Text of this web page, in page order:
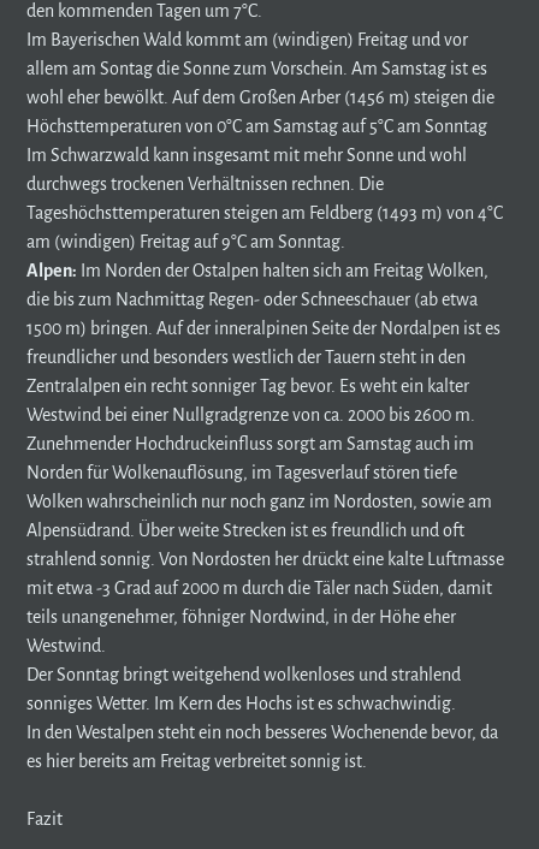
den kommenden Tagen um 7°C.
Im Bayerischen Wald kommt am (windigen) Freitag und vor
allem am Sontag die Sonne zum Vorschein. Am Samstag ist es
wohl eher bewölkt. Auf dem Großen Arber (1456 m) steigen die
Höchsttemperaturen von 0°C am Samstag auf 5°C am Sonntag
Im Schwarzwald kann insgesamt mit mehr Sonne und wohl
durchwegs trockenen Verhältnissen rechnen. Die
Tageshöchsttemperaturen steigen am Feldberg (1493 m) von 4°C
am (windigen) Freitag auf 9°C am Sonntag.
Alpen: Im Norden der Ostalpen halten sich am Freitag Wolken,
die bis zum Nachmittag Regen- oder Schneeschauer (ab etwa
1500 m) bringen. Auf der inneralpinen Seite der Nordalpen ist es
freundlicher und besonders westlich der Tauern steht in den
Zentralalpen ein recht sonniger Tag bevor. Es weht ein kalter
Westwind bei einer Nullgradgrenze von ca. 2000 bis 2600 m.
Zunehmender Hochdruckeinfluss sorgt am Samstag auch im
Norden für Wolkenauflösung, im Tagesverlauf stören tiefe
Wolken wahrscheinlich nur noch ganz im Nordosten, sowie am
Alpensüdrand. Über weite Strecken ist es freundlich und oft
strahlend sonnig. Von Nordosten her drückt eine kalte Luftmasse
mit etwa -3 Grad auf 2000 m durch die Täler nach Süden, damit
teils unangenehmer, föhniger Nordwind, in der Höhe eher
Westwind.
Der Sonntag bringt weitgehend wolkenloses und strahlend
sonniges Wetter. Im Kern des Hochs ist es schwachwindig.
In den Westalpen steht ein noch besseres Wochenende bevor, da
es hier bereits am Freitag verbreitet sonnig ist.
Fazit